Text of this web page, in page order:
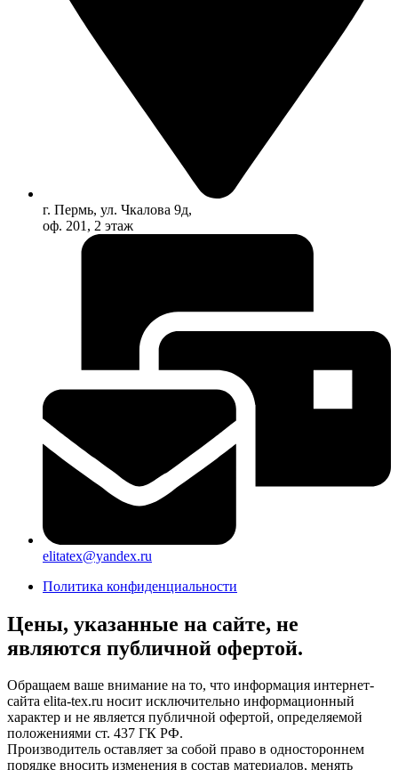
г. Пермь, ул. Чкалова 9д,
оф. 201, 2 этаж
elitatex@yandex.ru
Политика конфиденциальности
Цены, указанные на сайте, не
являются публичной офертой.
Обращаем ваше внимание на то, что информация интернет-
сайта elita-tex.ru носит исключительно информационный
характер и не является публичной офертой, определяемой
положениями ст. 437 ГК РФ.
Производитель оставляет за собой право в одностороннем
порядке вносить изменения в состав материалов, менять